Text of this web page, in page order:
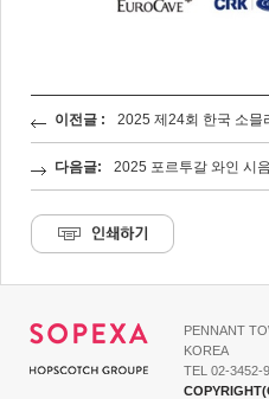
이전글 : 2025 제24회 한국 소믈
다음글: 2025 포르투갈 와인 시
PENNANT
KOREA
TEL 02-3452-